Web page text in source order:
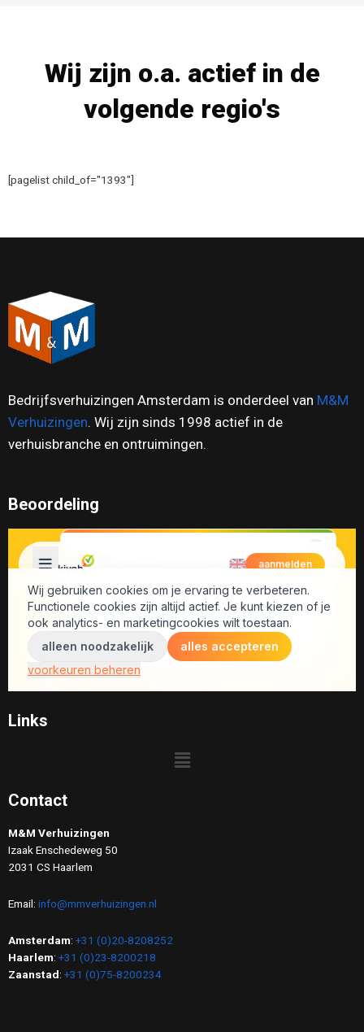
Wij zijn o.a. actief in de
volgende regio's
[pagelist child_of="1393"]
Bedrijfsverhuizingen Amsterdam is onderdeel van M&M
Verhuizingen. Wij zijn sinds 1998 actief in de
verhuisbranche en ontruimingen.
Beoordeling
Links
Contact
M&M Verhuizingen
Izaak Enschedeweg 50
2031 CS Haarlem
Email: info@mmverhuizingen.nl
Amsterdam: +31 (0)20-8208252
Haarlem: +31 (0)23-8200218
Zaanstad: +31 (0)75-8200234